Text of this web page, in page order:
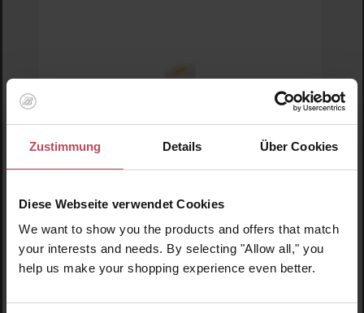
Zustimmung Details Über Cookies
Diese Webseite verwendet Cookies
We want to show you the products and offers that match
your interests and needs. By selecting "Allow all," you
help us make your shopping experience even better.
Durchschnittliche Bewertung von 5 von 5
D'Alba piedmont
Double Serum All in One Multi Balm